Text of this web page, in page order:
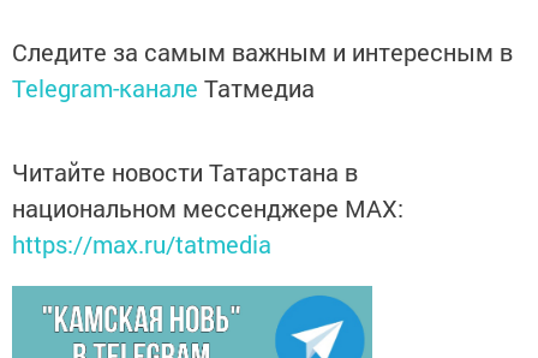
Следите за самым важным и интересным в
Telegram-канале Татмедиа
Читайте новости Татарстана в
национальном мессенджере MАХ:
https://max.ru/tatmedia